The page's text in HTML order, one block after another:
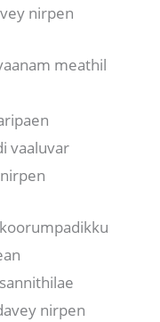
nirpen
meathil
vaaluvar
nirpen